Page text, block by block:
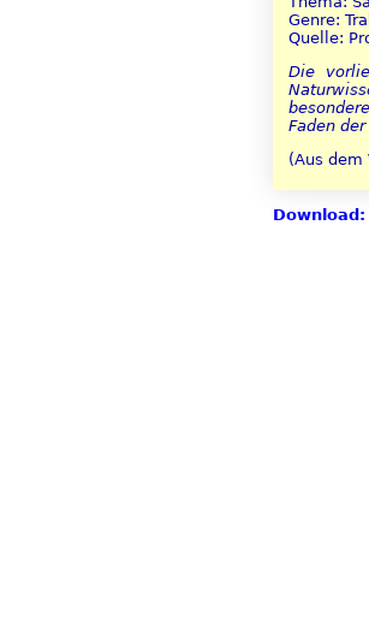
Genre:
Quelle:
Die
Faden
(Aus dem
Download: